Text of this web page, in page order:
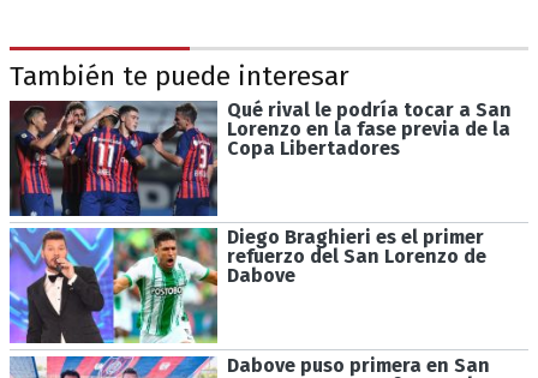
También te puede interesar
Qué rival le podría tocar a San
Lorenzo en la fase previa de la
Copa Libertadores
Diego Braghieri es el primer
refuerzo del San Lorenzo de
Dabove
Dabove puso primera en San